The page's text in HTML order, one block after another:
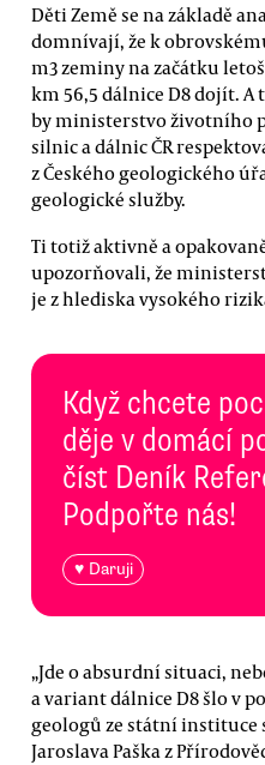
Děti Země se na základě
domnívají, že k
m3 zeminy na začátku
km 56,5 dálnice D8 dojít. A
by ministerstvo životního
silnic a dálnic ČR
z Českého geologického
geologické služby.
Ti totiž aktivně a
upozorňovali, že
je z hlediska vysokého
Když chcete
děje v domácí
číst Deník
Podpořte nás!
♥ Daruji
„Jde o absurdní situaci,
a variant dálnice D8 šlo v
geologů ze státní instituce
Jaroslava Paška z